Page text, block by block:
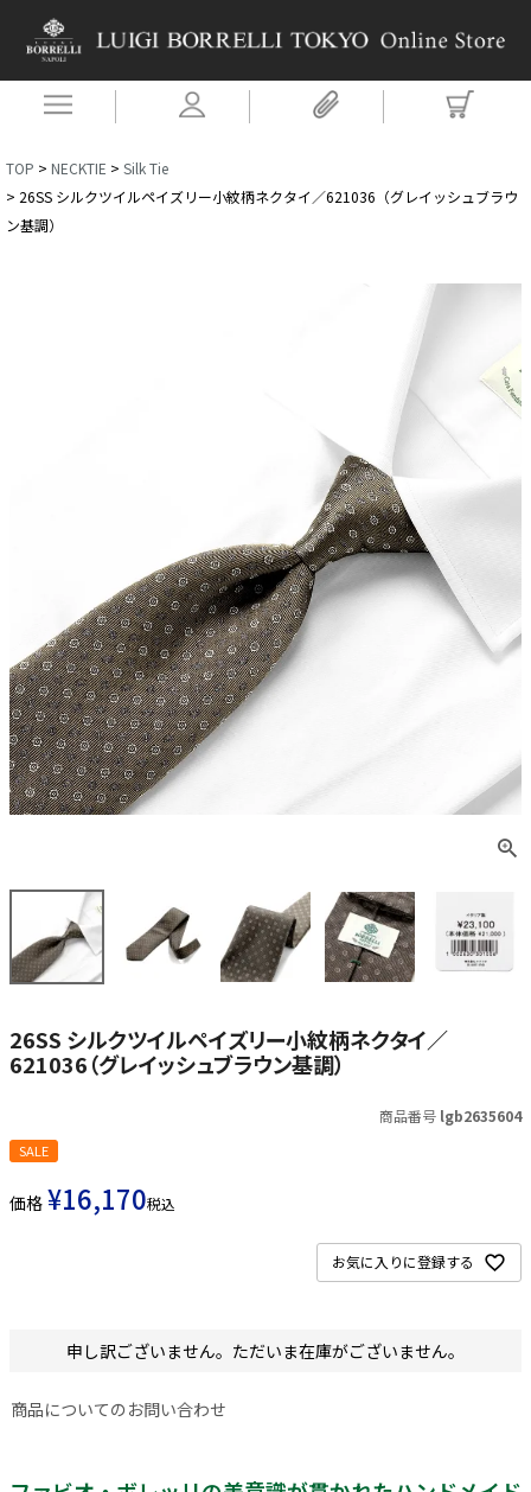
TOP NECKTIE
Silk Tie
26SS シルクツイルペイズリー小紋柄ネクタイ／621036（グレイッシュブラウ
ン基調）
26SS シルクツイルペイズリー小紋柄ネクタイ／
621036（グレイッシュブラウン基調）
商品番号 lgb2635604
SALE
価格 ¥16,170税込
お気に入りに登録する
申し訳ございません。ただいま在庫がございません。
商品についてのお問い合わせ